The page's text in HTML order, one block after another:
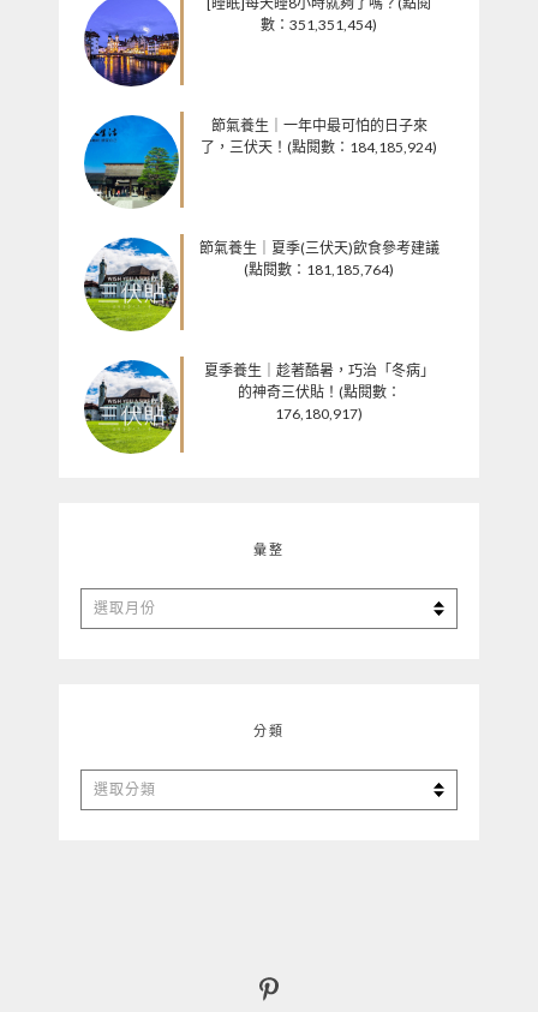
數：351,351,454)
節氣養生｜一年中最可怕的日子來
了，三伏天！(點閱數：184,185,924)
節氣養生｜夏季(三伏天)飲食參考建議
(點閱數：181,185,764)
夏季養生｜趁著酷暑，巧治「冬病」
的神奇三伏貼！(點閱數：
176,180,917)
彙整
彙
整
分類
分
類